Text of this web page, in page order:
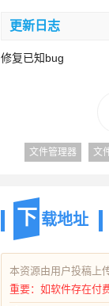
更新日志
修复已知bug
文件管理器 文
下 载地址
本资源由用户投稿上
重要：如软件存在付